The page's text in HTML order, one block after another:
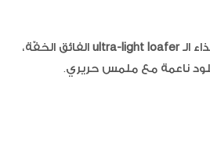
الـultra-light loafer الفائق الخفّة،
ناعمة مع ملمس حريري.